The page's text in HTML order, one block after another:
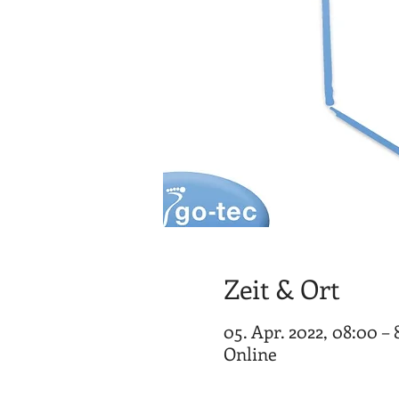
Zeit & Ort
05. Apr. 2022, 08:00 –
Online